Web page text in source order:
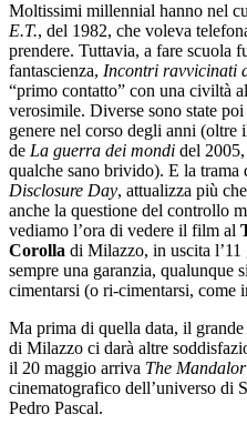
Moltissimi millennial hanno nel
E.T., del 1982, che voleva
prendere. Tuttavia, a fare scuola
fantascienza, Incontri ravvicinati
“primo contatto” con una civiltà
verosimile. Diverse sono state
genere nel corso degli anni
de La guerra dei mondi del
qualche sano brivido). E la trama
Disclosure Day, attualizza più
anche la questione del controllo
vediamo l’ora di vedere il film al
Corolla di Milazzo, in uscita
sempre una garanzia, qualunque
cimentarsi (o ri-cimentarsi, come
Ma prima di quella data, il
di Milazzo ci darà altre
il 20 maggio arriva The
cinematografico dell’universo di
Pedro Pascal.